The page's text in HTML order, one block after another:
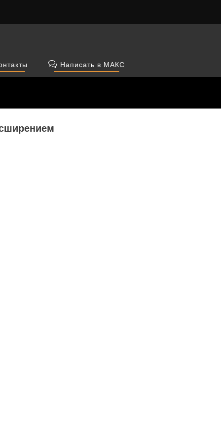
Написать в МАКС